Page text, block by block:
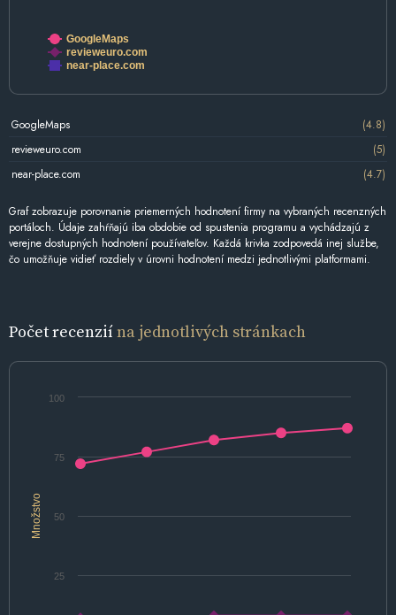
GoogleMaps
revieweuro.com
near-place.com
GoogleMaps
(4.8)
revieweuro.com
(5)
near-place.com
(4.7)
Graf zobrazuje porovnanie priemerných hodnotení firmy na vybraných recenzných
portáloch. Údaje zahŕňajú iba obdobie od spustenia programu a vychádzajú z
verejne dostupných hodnotení používateľov. Každá krivka zodpovedá inej službe,
čo umožňuje vidieť rozdiely v úrovni hodnotení medzi jednotlivými platformami.
Počet recenziína jednotlivých stránkach
Množstvo
100
25
50
75